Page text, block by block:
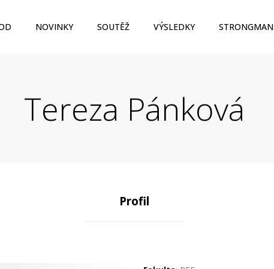
NOVINKY SOUTĚŽ VÝSLEDKY STRONGMAN
Tereza Pánková
Profil